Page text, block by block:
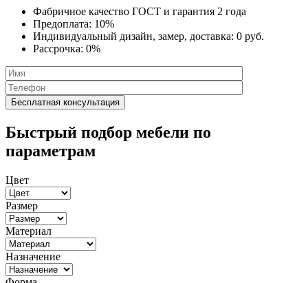
Фабричное качество ГОСТ и гарантия 2 года
Предоплата: 10%
Индивидуальный дизайн, замер, доставка: 0 руб.
Рассрочка: 0%
Быстрый подбор мебели по
параметрам
Цвет
Размер
Материал
Назначение